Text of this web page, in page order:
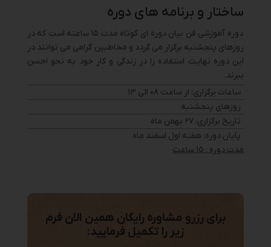
ساختار و برنامه های دوره
دوره آموزشی فن بیان دوره ای کوتاه مدت ۱۵ ساعته است که در
روزهای پنجشنبه برگزار می گردد و مخاطبین گرامی می توانند در
این دوره نهایت استفاده را در زندگی و کار خود به نحو احسن
ببرند.
ساعات برگزاری: از ساعت ۰۸ الی ۱۳
روزهای پنجشنبه
تاریخ برگزاری: ۲۷ بهمن ماه
پایان دوره: هفته اول اسفند ماه
مدت دوره : ۱۵ ساعت
برای رزرو مشاوره رایگان همین الان فرم
زیر را تکمیل فرمایید: